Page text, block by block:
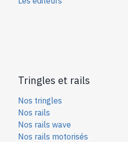
Tringles et rails
Nos tringles
Nos rails
Nos rails wave
Nos rails motorisés